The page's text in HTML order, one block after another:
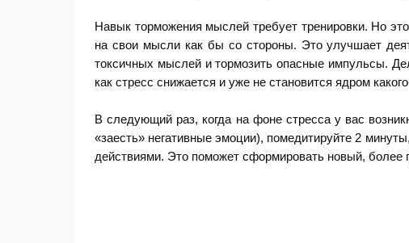
Навык торможения мыслей требует тренировки. Но
на свои мысли как бы со стороны. Это улучшает
токсичных мыслей и тормозить опасные импульсы.
как стресс снижается и уже не становится ядром
В следующий раз, когда на фоне стресса у вас
«заесть» негативные эмоции), помедитируйте 2
действиями. Это поможет сформировать новый, более